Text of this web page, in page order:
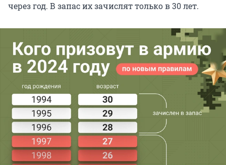
через год. В запас их зачислят только в 30 лет.